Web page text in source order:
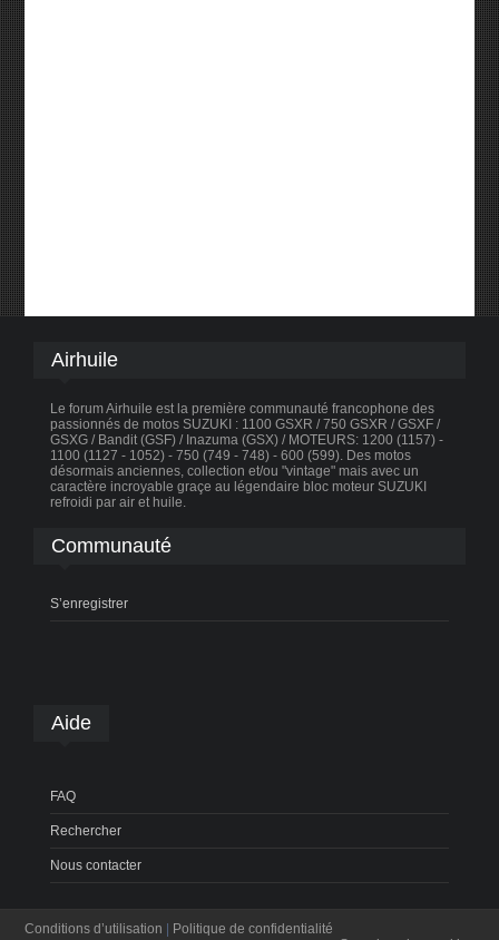
Airhuile
Le forum Airhuile est la première communauté francophone des
passionnés de motos SUZUKI : 1100 GSXR / 750 GSXR / GSXF /
GSXG / Bandit (GSF) / Inazuma (GSX) / MOTEURS: 1200 (1157) -
1100 (1127 - 1052) - 750 (749 - 748) - 600 (599). Des motos
désormais anciennes, collection et/ou "vintage" mais avec un
caractère incroyable graçe au légendaire bloc moteur SUZUKI
refroidi par air et huile.
Communauté
S’enregistrer
Aide
FAQ
Rechercher
Nous contacter
Conditions d’utilisation | Politique de confidentialité